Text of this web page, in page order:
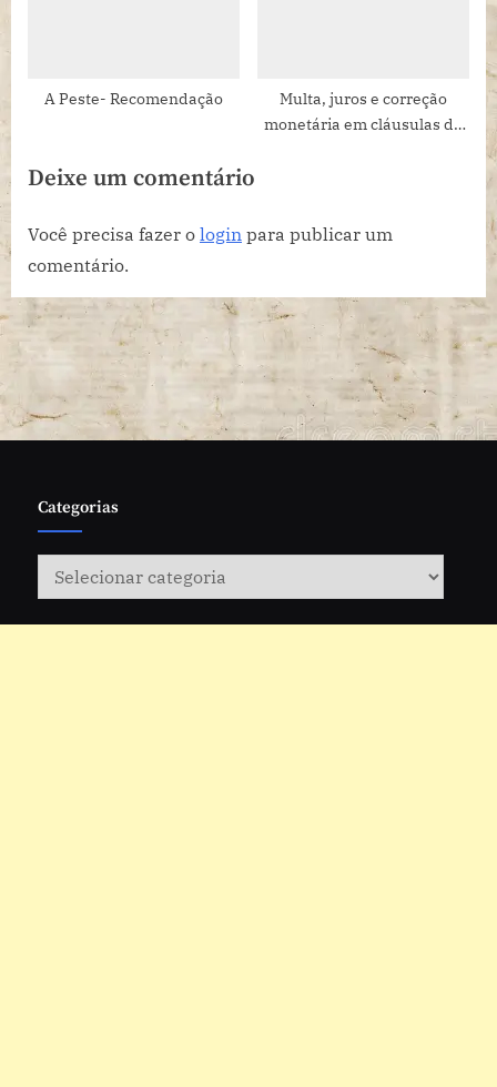
A Peste- Recomendação
Multa, juros e correção
monetária em cláusulas de
Deixe um comentário
Você precisa fazer o login para publicar um
comentário.
Categorias
Categorias